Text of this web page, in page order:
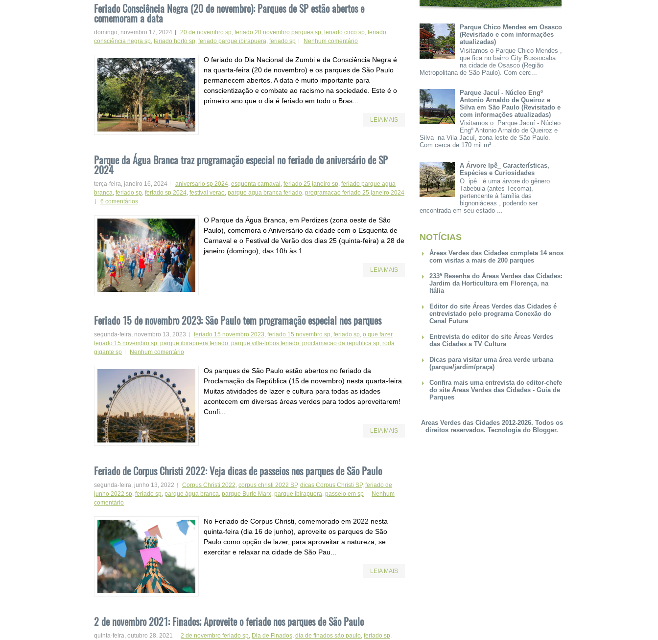
Feriado Consciência Negra (20 de novembro): Parques de SP estão abertos e
comemoram a data
domingo, novembro 17, 2024 20 de novembro sp feriado 20 novembro parques sp feriado circo sp feriado
consciência negra sp feriado horto sp feriado parque ibirapuera feriado sp Nenhum comentário
O feriado do Dia Nacional de Zumbi e da Consciência Negra é
na quarta-feira (20 de novembro) e os parques de São Paulo
permanecem abertos. A data é muito importante para
conscientização e combate ao racismo na sociedade. Este é o
primeiro ano que o dia é feriado em todo o Bras...
LEIA MAIS
Parque da Água Branca traz programação especial no feriado do aniversário de SP
2024
terça-feira, janeiro 16, 2024 aniversario sp 2024 esquenta carnaval feriado 25 janeiro sp feriado parque agua
branca feriado sp feriado sp 2024 festival verao parque agua branca feriado programacao feriado 25 janeiro 2024
6 comentários
O Parque da Água Branca, em Perdizes (zona oeste de São
Paulo), comemora o Aniversário da cidade com o Esquenta de
Carnaval e o Festival de Verão dos dias 25 (quinta-feira) a 28 de
janeiro (domingo), das 10h às 1...
LEIA MAIS
Feriado 15 de novembro 2023: São Paulo tem programação especial nos parques
segunda-feira, novembro 13, 2023 feriado 15 novembro 2023 feriado 15 novembro sp feriado sp o que fazer
feriado 15 novembro sp parque ibirapuera feriado parque villa-lobos feriado proclamacao da republica sp roda
gigante sp
Nenhum comentário
Os parques de São Paulo estão abertos no feriado da
Proclamação da República (15 de novembro) nesta quarta-feira.
Muitas atividades de lazer e cultura para todas as idades
acontecem em diversas áreas verdes para todos aproveitarem!
Confi...
LEIA MAIS
Feriado de Corpus Christi 2022: Veja dicas de passeios nos parques de São Paulo
segunda-feira, junho 13, 2022 Corpus Christi 2022 corpus christi 2022 SP, dicas Corpus Christi SP, feriado de
junho 2022 sp feriado sp parque água branca parque Burle Marx parque ibirapuera passeio em sp
Nenhum
comentário
No Feriado de Corpus Christi, comemorado em 2022 nesta
quinta-feira (dia 16 de junho), aproveite os parques de São
Paulo como opção de lazer, para aproveitar a natureza, se
exercitar e relaxar na cidade de São Pau...
LEIA MAIS
2 de novembro 2021: Finados; Aproveite o feriado nos parques de São Paulo
quinta-feira, outubro 28, 2021 2 de novembro feriado sp Dia de Finados dia de finados são paulo feriado sp
Parque Chico Mendes em Osasco
(Revisitado e com informações
atualizadas)
Visitamos o Parque Chico Mendes ,
que fica no bairro City Bussocaba
na cidade de Osasco (Região
Metropolitana de São Paulo). Com cerc...
Parque Jacuí - Núcleo Engº
Antonio Arnaldo de Queiroz e
Silva em São Paulo (Revisitado e
com informações atualizadas)
Visitamos o Parque Jacuí - Núcleo
Engº Antonio Arnaldo de Queiroz e
Silva na Vila Jacuí, zona leste de São Paulo.
Com cerca de 170 mil m²...
A Árvore Ipê_ Características,
Espécies e Curiosidades
O ipê é uma árvore do gênero
Tabebuia (antes Tecoma),
pertencente à família das
bignoniáceas , podendo ser
encontrada em seu estado ...
NOTÍCIAS
Áreas Verdes das Cidades completa 14 anos
com visitas a mais de 200 parques
233ª Resenha do Áreas Verdes das Cidades:
Jardim da Horticultura em Florença, na
Itália
Editor do site Áreas Verdes das Cidades é
entrevistado pelo programa Conexão do
Canal Futura
Entrevista do editor do site Áreas Verdes
das Cidades a TV Cultura
Dicas para visitar uma área verde urbana
(parque/jardim/praça)
Confira mais uma entrevista do editor-chefe
do site Áreas Verdes das Cidades - Guia de
Parques
Areas Verdes das Cidades 2012-2026. Todos os
direitos reservados. Tecnologia do Blogger.